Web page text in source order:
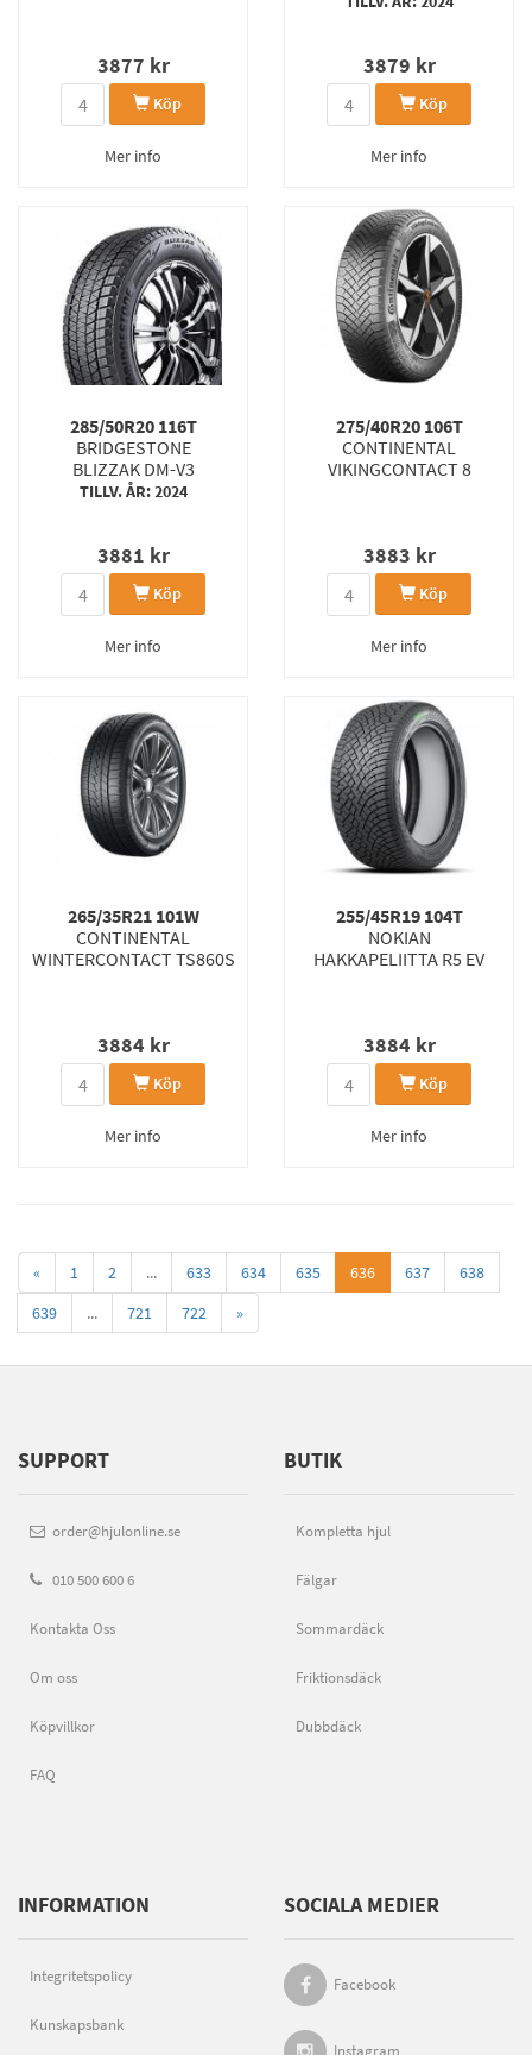
3877 kr
Köp
Mer info
3879 kr
Köp
Mer info
285/50R20 116T
BRIDGESTONE
BLIZZAK DM-V3
TILLV. ÅR: 2024
3881 kr
Köp
Mer info
275/40R20 106T
CONTINENTAL
VIKINGCONTACT 8
3883 kr
Köp
Mer info
265/35R21 101W
CONTINENTAL
WINTERCONTACT TS860S
3884 kr
Köp
Mer info
255/45R19 104T
NOKIAN
HAKKAPELIITTA R5 EV
3884 kr
Köp
Mer info
« 1 2 ... 633 634 635 636 637
638
639
... 721 722 »
SUPPORT
order@hjulonline.se
010 500 600 6
Kontakta Oss
Om oss
Köpvillkor
FAQ
BUTIK
Kompletta hjul
Fälgar
Sommardäck
Friktionsdäck
Dubbdäck
INFORMATION
Integritetspolicy
Kunskapsbank
SOCIALA MEDIER
Facebook